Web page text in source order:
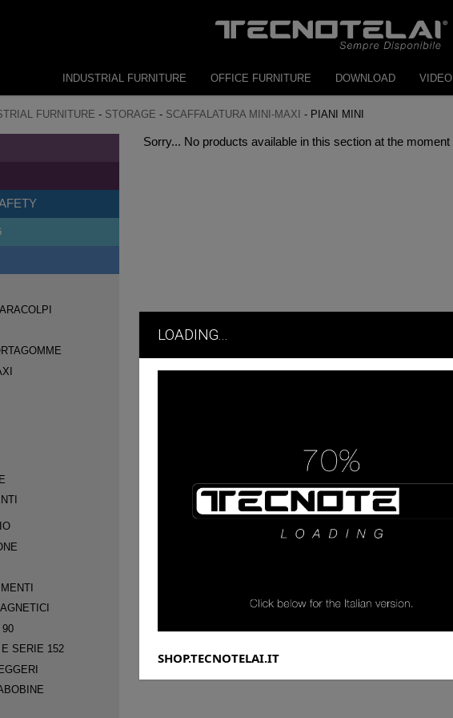
INDUSTRIAL FURNITURE OFFICE FURNITURE DOWNLOAD VIDEO
FURNITURE - STORAGE - SCAFFALATURA MINI-MAXI - PIANI MINI
SERIE 152
Sorry... No products available in this section at the moment
LOADING...
SHOP.TECNOTELAI.IT